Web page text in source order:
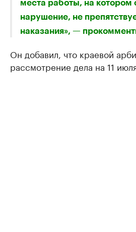
места работы, на котором
нарушение, не
наказания», —
Он добавил, что краевой
рассмотрение дела на 11